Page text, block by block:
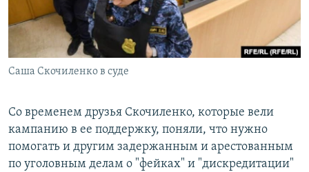
Саша Скочиленко в суде
Со временем друзья Скочиленко, которые вели
кампанию в ее поддержку, поняли, что нужно
помогать и другим задержанным и арестованным
по уголовным делам о "фейках" и "дискредитации"